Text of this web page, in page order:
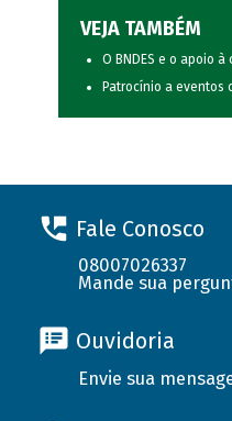
VEJA TAMBÉM
O BNDES e o apoio à
Patrocínio a eventos
Fale Conosco
08007026337
Mande sua
Ouvidoria
Envie sua